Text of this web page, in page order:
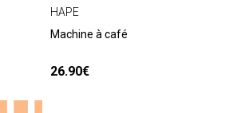
HAPE
Machine à café
26.90€